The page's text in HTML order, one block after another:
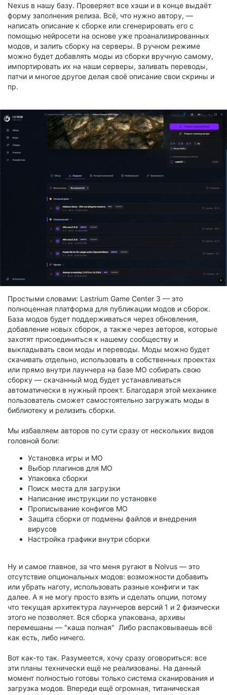
Nexus в нашу базу. Проверяет все хэши и в конце выдаёт
форму заполнения релиза. Всё, что нужно автору, —
написать описание к сборке или сгенерировать его с
помощью нейросети на основе уже проанализированных
модов, и залить сборку на серверы. В ручном режиме
можно будет добавлять моды из сборки вручную самому,
импортировать их на наши серверы, заливать переводы,
патчи и многое другое делая своё описание свои скрины и
пр.
Простыми словами: Lastrium Game Center 3 — это
полноценная платформа для публикации модов и сборок.
База модов будет поддерживаться через обновления,
добавление новых сборок, а также через авторов, которые
захотят присоединиться к нашему сообществу и
выкладывать свои моды и переводы. Моды можно будет
скачивать отдельно, использовать в собственных проектах
или прямо внутри лаунчера на базе MO собирать свою
сборку — скачанный мод будет устанавливаться
автоматически в нужный проект. Благодаря этой механике
пользователь сможет самостоятельно загружать моды в
библиотеку и релизить сборки.
Мы избавляем авторов по сути сразу от нескольких видов
головной боли:
Установка игры и MO
Выбор плагинов для MO
Упаковка сборки
Поиск места для загрузки
Написание инструкции по установке
Прописывание конфигов MO
Защита сборки от подмены файлов и внедрения
вирусов
Настройка графики внутри сборки
Ну и самое главное, за что меня ругают в Nolvus — это
отсутствие опциональных модов: возможности добавить
или убрать наготу, использовать разные конфиги и так
далее. А я не могу просто взять и сделать опции, потому
что текущая архитектура лаунчеров версий 1 и 2 физически
этого не позволяет. Вся сборка упакована, архивы
перемешаны — "каша полная" Либо распаковываешь всё
как есть, либо ничего.
Вот как-то так. Разумеется, хочу сразу оговориться: все
эти планы технически ещё не реализованы. На данный
момент полностью готовы только система сканирования и
загрузка модов. Впереди ещё огромная, титаническая